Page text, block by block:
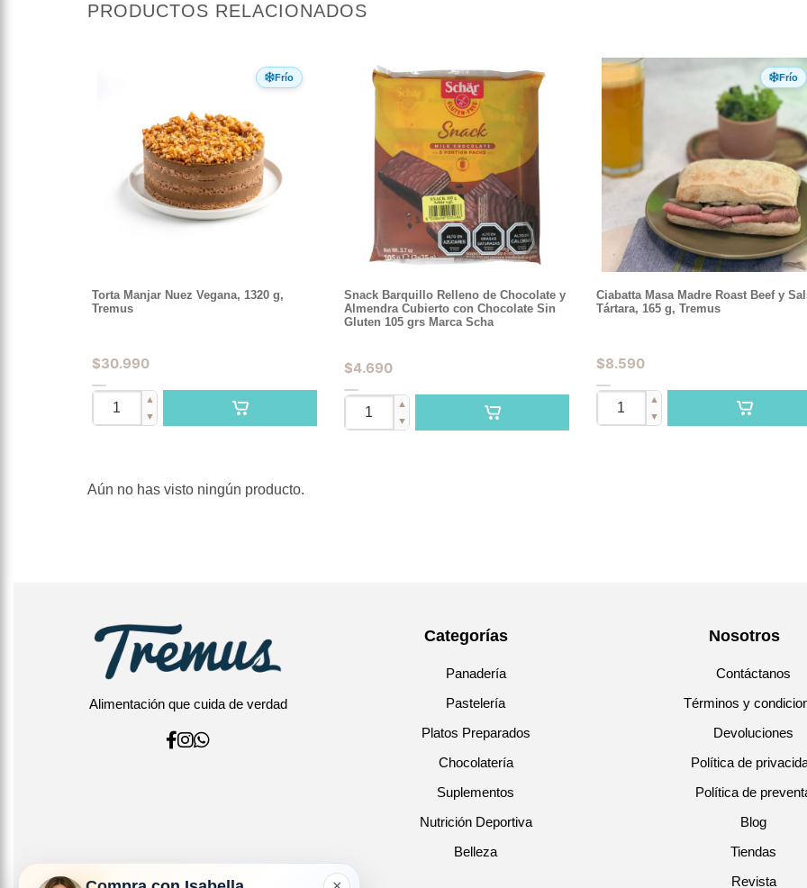
PRODUCTOS RELACIONADOS
Frío
Torta Manjar Nuez Vegana, 1320 g,
Tremus
$30.990
▲
▼
Snack Barquillo Relleno de Chocolate y
Almendra Cubierto con Chocolate Sin
Gluten 105 grs Marca Scha
$4.690
▲
▼
Frío
Ciabatta Masa Madre Roast Beef y
Tártara, 165 g, Tremus
$8.590
▲
▼
Aún no has visto ningún producto.
Alimentación que cuida de verdad
Categorías
Panadería
Pastelería
Platos Preparados
Chocolatería
Suplementos
Nutrición Deportiva
Belleza
Nosotros
Contáctanos
Términos y
Devoluciones
Política de
Política de
Blog
Tiendas
Revista